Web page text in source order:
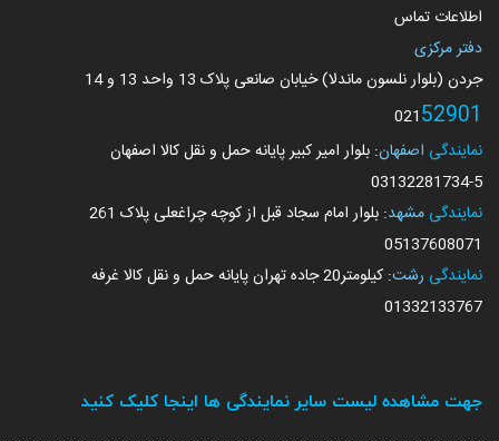
اطلاعات تماس
دفتر مرکزی
جردن (بلوار نلسون ماندلا) خیابان صانعی پلاک 13 واحد 13 و 14
02152901
نمایندگی اصفهان: بلوار امیر کبیر پایانه حمل و نقل کالا اصفهان
03132281734-5
نمایندگی مشهد: بلوار امام سجاد قبل از کوچه چراغعلی پلاک 261
05137608071
نمایندگی رشت: کیلومتر20 جاده تهران پایانه حمل و نقل کالا غرفه
01332133767
جهت مشاهده لیست سایر نمایندگی ها اینجا کلیک کنید